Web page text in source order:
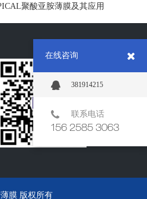
聚酸亚胺薄膜及其应用
膜 版权所有
在线咨询
381914215
联系电话
156 2585 3063